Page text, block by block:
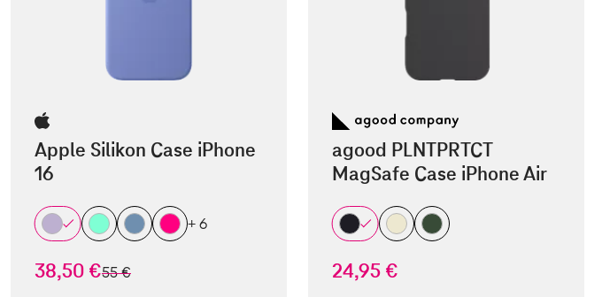
Apple Silikon Case iPhone
16
+ 6
38,50 €statt
55 €
agood PLNTPRTCT
MagSafe Case iPhone Air
24,95 €